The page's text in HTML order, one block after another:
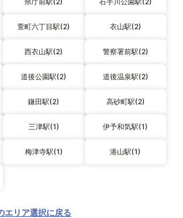
萱町六丁目駅(2) 衣山駅(2)
西衣山駅(2) 警察署前駅(2)
道後公園駅(2) 道後温泉駅(2)
鎌田駅(2) 高砂町駅(2)
三津駅(1) 伊予和気駅(1)
梅津寺駅(1) 港山駅(1)
エリア選択に戻る